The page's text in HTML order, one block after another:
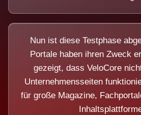
Nun ist diese Testphase
Portale haben ihren Zweck
gezeigt, dass VeloCore
Unternehmensseiten
für große Magazine,